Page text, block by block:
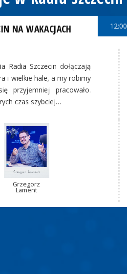
NA WAKACJACH
Radia Szczecin dołączają
i wielkie hale, a my robimy
przyjemniej pracowało.
czas szybciej…
Grzegorz
Lament
12:00